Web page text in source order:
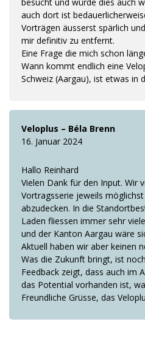
auch dort ist
Vorträgen äusserst spärlich
mir definitiv zu entfernt.
Eine Frage die mich schon
Wann kommt endlich eine
Schweiz (Aargau), ist etwas in
Veloplus – Béla Brenn
16. Januar 2024
Hallo Reinhard
Vielen Dank für den Input. Wir
Vortragsserie jeweils
abzudecken. In die
Laden fliessen immer sehr
und der Kanton Aargau wäre
Aktuell haben wir aber keinen
Was die Zukunft bringt, ist
Feedback zeigt, dass auch im
das Potential vorhanden ist,
Freundliche Grüsse, das